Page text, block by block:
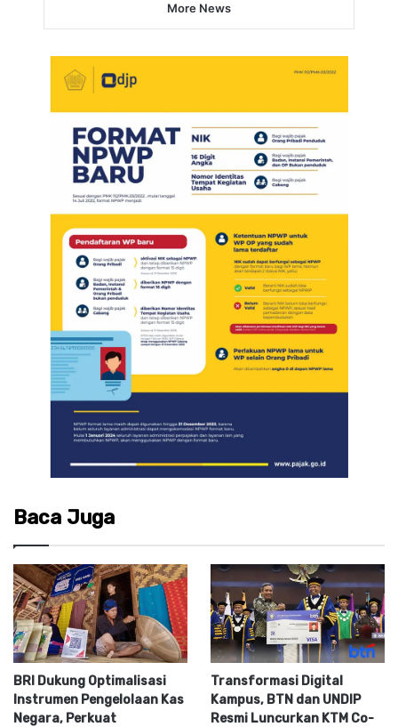
More News
Baca Juga
BRI Dukung Optimalisasi
Instrumen Pengelolaan Kas
Negara, Perkuat
Transformasi Digital
Kampus, BTN dan UNDIP
Resmi Luncurkan KTM Co-